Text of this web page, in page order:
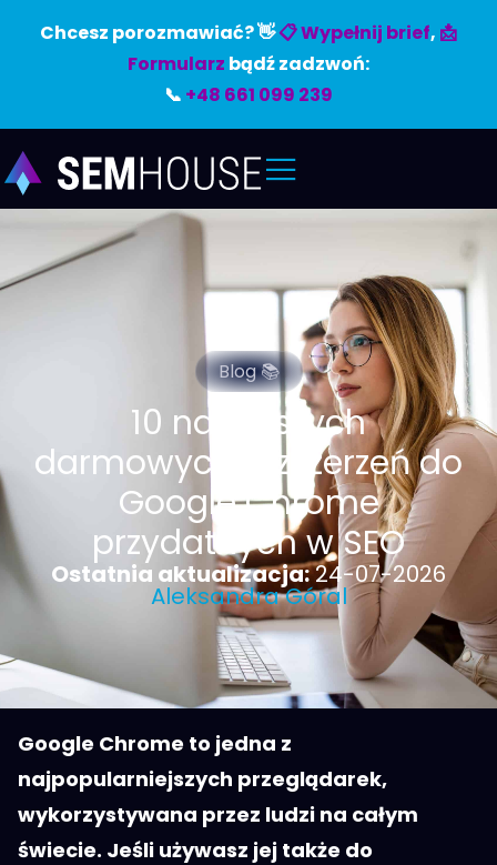
Chcesz porozmawiać? 👋📋 Wypełnij brief, 📩
Formularz bądź zadzwoń:
📞 +48 661 099 239
Blog 📚
10 najlepszych
darmowych rozszerzeń do
Google Chrome
przydatnych w SEO
Ostatnia aktualizacja:24-07-2026
Aleksandra Góral
Google Chrome to jedna z
najpopularniejszych przeglądarek,
wykorzystywana przez ludzi na całym
świecie. Jeśli używasz jej także do